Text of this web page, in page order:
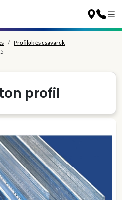
Profilok és csavarok
profil